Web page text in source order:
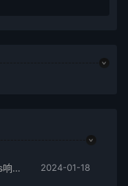
站长网址导航网站目录类pbootcms响应式网站模板 2024-01-18